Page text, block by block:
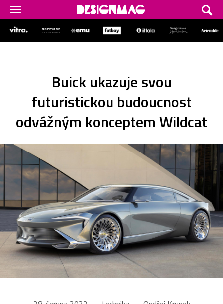
Buick ukazuje svou
futuristickou budoucnost
odvážným konceptem Wildcat